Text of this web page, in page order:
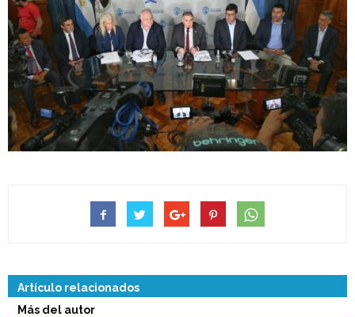
Artículo relacionados
Más del autor